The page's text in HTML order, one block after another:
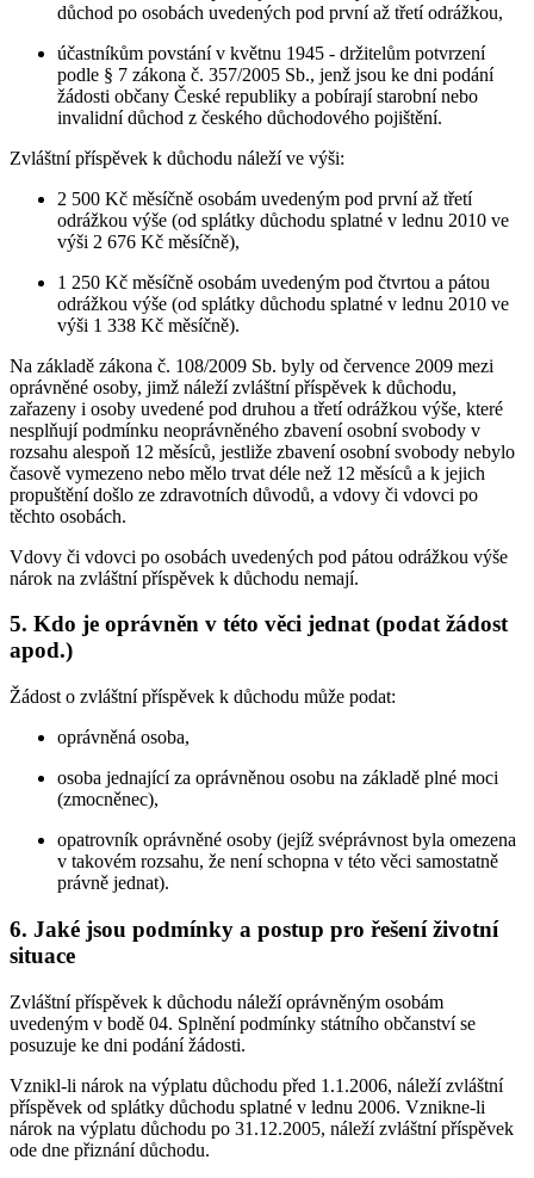
důchod po osobách uvedených pod první až třetí odrážkou,
účastníkům povstání v květnu 1945 - držitelům potvrzení
podle § 7 zákona č. 357/2005 Sb., jenž jsou ke dni podání
žádosti občany České republiky a pobírají starobní nebo
invalidní důchod z českého důchodového pojištění.
Zvláštní příspěvek k důchodu náleží ve výši:
2 500 Kč měsíčně osobám uvedeným pod první až třetí
odrážkou výše (od splátky důchodu splatné v lednu 2010 ve
výši 2 676 Kč měsíčně),
1 250 Kč měsíčně osobám uvedeným pod čtvrtou a pátou
odrážkou výše (od splátky důchodu splatné v lednu 2010 ve
výši 1 338 Kč měsíčně).
Na základě zákona č. 108/2009 Sb. byly od července 2009 mezi
oprávněné osoby, jimž náleží zvláštní příspěvek k důchodu,
zařazeny i osoby uvedené pod druhou a třetí odrážkou výše, které
nesplňují podmínku neoprávněného zbavení osobní svobody v
rozsahu alespoň 12 měsíců, jestliže zbavení osobní svobody nebylo
časově vymezeno nebo mělo trvat déle než 12 měsíců a k jejich
propuštění došlo ze zdravotních důvodů, a vdovy či vdovci po
těchto osobách.
Vdovy či vdovci po osobách uvedených pod pátou odrážkou výše
nárok na zvláštní příspěvek k důchodu nemají.
5. Kdo je oprávněn v této věci jednat (podat žádost
apod.)
Žádost o zvláštní příspěvek k důchodu může podat:
oprávněná osoba,
osoba jednající za oprávněnou osobu na základě plné moci
(zmocněnec),
opatrovník oprávněné osoby (jejíž svéprávnost byla omezena
v takovém rozsahu, že není schopna v této věci samostatně
právně jednat).
6. Jaké jsou podmínky a postup pro řešení životní
situace
Zvláštní příspěvek k důchodu náleží oprávněným osobám
uvedeným v bodě 04. Splnění podmínky státního občanství se
posuzuje ke dni podání žádosti.
Vznikl-li nárok na výplatu důchodu před 1.1.2006, náleží zvláštní
příspěvek od splátky důchodu splatné v lednu 2006. Vznikne-li
nárok na výplatu důchodu po 31.12.2005, náleží zvláštní příspěvek
ode dne přiznání důchodu.